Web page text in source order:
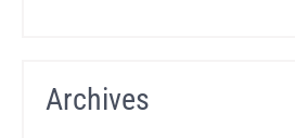
Archives